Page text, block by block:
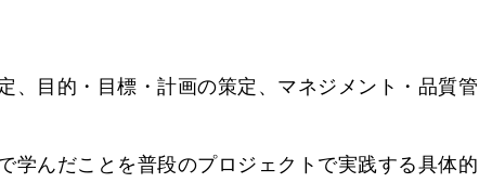
、目的・目標・計画の策定、マネジメント・品質管
学んだことを普段のプロジェクトで実践する具体的